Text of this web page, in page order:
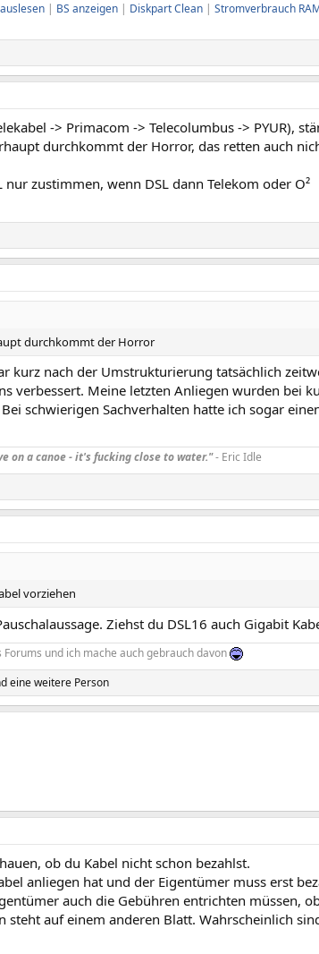
| BS anzeigen | Diskpart Clean | Stromverbrauch
-> Primacom -> Telecolumbus -> PYUR),
durchkommt der Horror, das retten auch
nur zustimmen, wenn DSL dann Telekom oder O²
durchkommt der Horror
kurz nach der Umstrukturierung tatsächlich
verbessert. Meine letzten Anliegen wurden bei
schwierigen Sachverhalten hatte ich sogar
on a canoe - it's fucking close to water."- Eric Idle
vorziehen
Ziehst du DSL16 auch Gigabit
und ich mache auch gebrauch davon
eine weitere Person
ob du Kabel nicht schon bezahlst.
anliegen hat und der Eigentümer muss erst
auch die Gebühren entrichten müssen,
steht auf einem anderen Blatt. Wahrscheinlich